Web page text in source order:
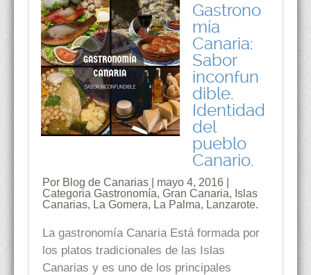
Gastrono
mía
Canaria:
Sabor
inconfun
dible.
Identidad
del
pueblo
Canario.
Por Blog de Canarias | mayo 4, 2016 |
Categoria Gastronomía, Gran Canaria, Islas
Canarias, La Gomera, La Palma, Lanzarote.
La gastronomía Canaria Está formada por
los platos tradicionales de las Islas
Canarias y es uno de los principales